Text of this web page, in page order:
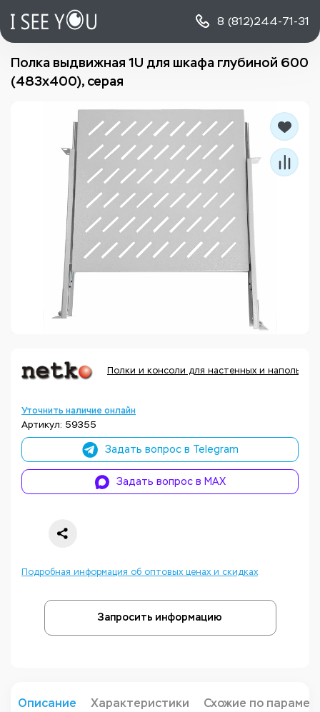
8 (812)244-71-31
Полка выдвижная 1U для шкафа глубиной 600
(483х400), серая
Полки и консоли для настенных и напольных
Уточнить наличие онлайн
Артикул: 59355
Задать вопрос в Telegram
Задать вопрос в MAX
Подробная информация об оптовых ценах и скидках
Запросить информацию
Описание Характеристики Схожие по